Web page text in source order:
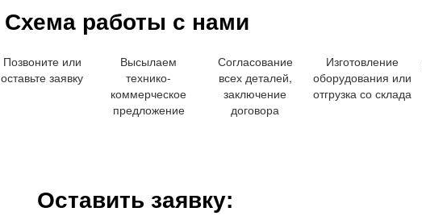
Схема работы с нами
Позвоните или
оставьте заявку
Высылаем
технико-
коммерческое
предложение
Согласование
всех деталей,
заключение
договора
Изготовление
оборудования или
отгрузка со склада
Оставить заявку: